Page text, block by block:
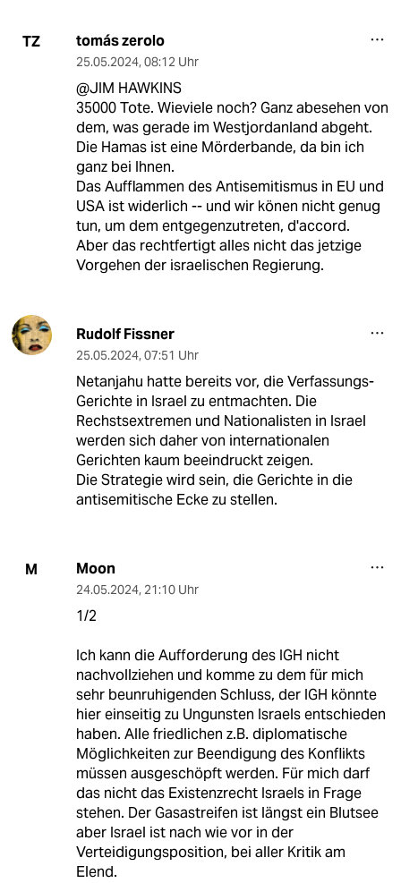
TZ tomás zerolo
25.05.2024, 08:12 Uhr
@JIM HAWKINS
35000 Tote. Wieviele noch? Ganz abesehen von
dem, was gerade im Westjordanland abgeht.
Die Hamas ist eine Mörderbande, da bin ich
ganz bei Ihnen.
Das Aufflammen des Antisemitismus in EU und
USA ist widerlich -- und wir könen nicht genug
tun, um dem entgegenzutreten, d'accord.
Aber das rechtfertigt alles nicht das jetzige
Vorgehen der israelischen Regierung.
Rudolf Fissner
25.05.2024, 07:51 Uhr
Netanjahu hatte bereits vor, die Verfassungs-
Gerichte in Israel zu entmachten. Die
Rechstsextremen und Nationalisten in Israel
werden sich daher von internationalen
Gerichten kaum beeindruckt zeigen.
Die Strategie wird sein, die Gerichte in die
antisemitische Ecke zu stellen.
M Moon
24.05.2024, 21:10 Uhr
1/2
Ich kann die Aufforderung des IGH nicht
nachvollziehen und komme zu dem für mich
sehr beunruhigenden Schluss, der IGH könnte
hier einseitig zu Ungunsten Israels entschieden
haben. Alle friedlichen z.B. diplomatische
Möglichkeiten zur Beendigung des Konflikts
müssen ausgeschöpft werden. Für mich darf
das nicht das Existenzrecht Israels in Frage
stehen. Der Gasastreifen ist längst ein Blutsee
aber Israel ist nach wie vor in der
Verteidigungsposition, bei aller Kritik am
Elend.